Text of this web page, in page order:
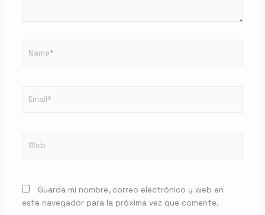
Guarda mi nombre, correo electrónico y web en
este navegador para la próxima vez que comente.